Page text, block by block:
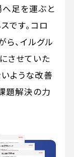
へ足を運ぶと
です。コロ
、イルグル
させていた
ような改善
題解決の力